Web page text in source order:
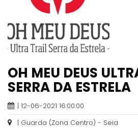
OH MEU DEUS
SERRA DA ESTRELA
| 12-06-2021 16:00:00
| Guarda (Zona Centro) - Seia